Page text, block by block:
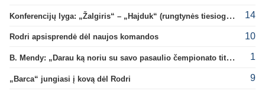
Konferencijų lyga: „Žalgiris“ – „Hajduk“ (rungtynės tiesiogiai) 14
Rodri apsisprendė dėl naujos komandos 10
B. Mendy: „Darau ką noriu su savo pasaulio čempionato titulu“ 1
„Barca“ jungiasi į kovą dėl Rodri 9